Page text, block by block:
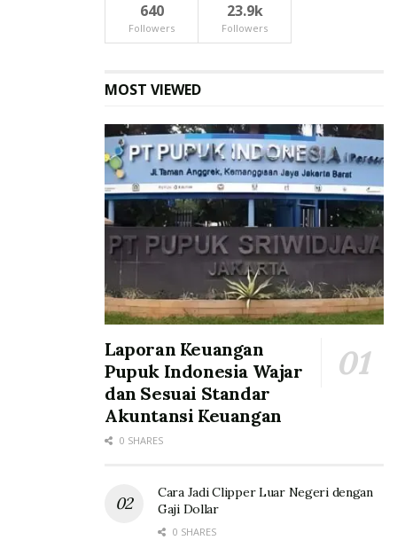
640
Followers
23.9k
Followers
MOST VIEWED
Laporan Keuangan
Pupuk Indonesia Wajar
dan Sesuai Standar
Akuntansi Keuangan
0 SHARES
Cara Jadi Clipper Luar Negeri dengan
Gaji Dollar
0 SHARES